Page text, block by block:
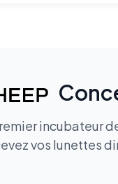
incubateur
vos lunettes